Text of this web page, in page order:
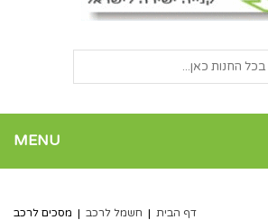
MENU
דף הבית | חשמל לרכב | מסכים לרכב